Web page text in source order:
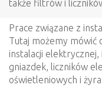
także filtrów i
Prace związane z
Tutaj możemy mówić
instalacji elektrycznej,
gniazdek, liczników
oświetleniowych i